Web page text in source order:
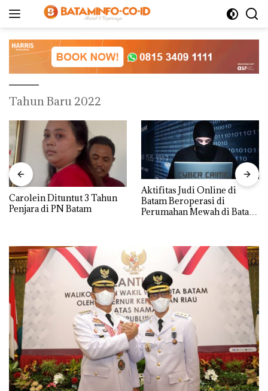
Tahun Baru 2022
Carolein Dituntut 3 Tahun
Penjara di PN Batam
Aktifitas Judi Online di
Batam Beroperasi di
Perumahan Mewah di Batam